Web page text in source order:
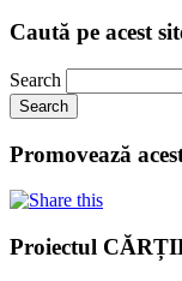
Caută pe acest
Search
Promovează
Proiectul